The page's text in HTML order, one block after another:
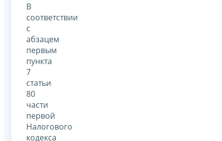
В
соответствии
с
абзацем
первым
пункта
7
статьи
80
части
первой
Налогового
кодекса